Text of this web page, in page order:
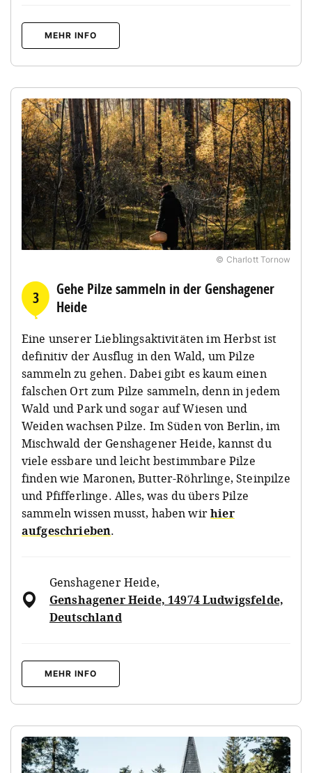
MEHR INFO
© Charlott Tornow
3
Gehe Pilze sammeln in der Genshagener
Heide
Eine unserer Lieblingsaktivitäten im Herbst ist
definitiv der Ausflug in den Wald, um Pilze
sammeln zu gehen. Dabei gibt es kaum einen
falschen Ort zum Pilze sammeln, denn in jedem
Wald und Park und sogar auf Wiesen und
Weiden wachsen Pilze. Im Süden von Berlin, im
Mischwald der Genshagener Heide, kannst du
viele essbare und leicht bestimmbare Pilze
finden wie Maronen, Butter-Röhrlinge, Steinpilze
und Pfifferlinge. Alles, was du übers Pilze
sammeln wissen musst, haben wirhier
aufgeschrieben.
Genshagener Heide,
Genshagener Heide, 14974 Ludwigsfelde,
Deutschland
MEHR INFO